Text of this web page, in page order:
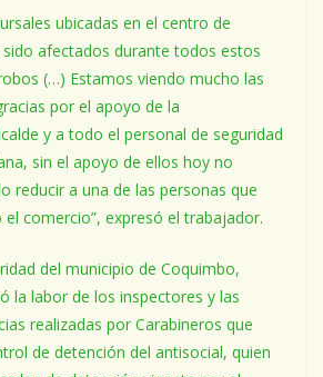
ubicadas en el centro de
afectados durante todos estos
(…) Estamos viendo mucho las
por el apoyo de la
y a todo el personal de seguridad
sin el apoyo de ellos hoy no
reducir a una de las personas que
comercio”, expresó el trabajador.
del municipio de Coquimbo,
la labor de los inspectores y las
realizadas por Carabineros que
de detención del antisocial, quien